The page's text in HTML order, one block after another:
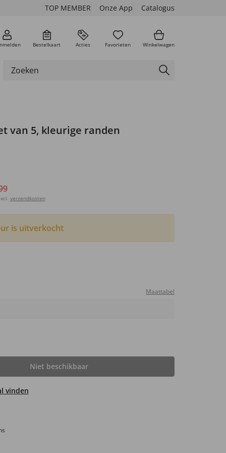
TOP MEMBER Onze App Catalogus
Bestelkaart Acties Favorieten Winkelwagen
van 5, kleurige randen
verzendkosten
is uitverkocht
Maattabel
Niet beschikbaar
vinden